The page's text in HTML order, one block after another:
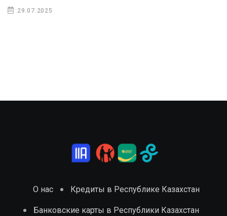
29.07.2025
О нас Кредиты в Республике Казахстан
Банковские карты в Республики Казахстан